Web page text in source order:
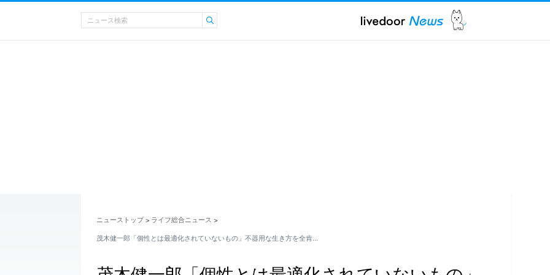
ニューストップ > ライフ総合ニュース >
茂木健一郎「個性とは最適化されていないもの」不器用な生き方を全肯…